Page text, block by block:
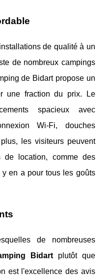
de qualité à un
de nombreux campings
de Bidart propose un
une fraction du prix. Le
spacieux avec
Wi-Fi, douches
les visiteurs peuvent
de location, comme des
en a pour tous les goûts
de nombreuses
Bidart plutôt que
est l'excellence des avis